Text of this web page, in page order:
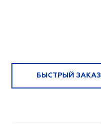
БЫСТРЫЙ ЗАКАЗ